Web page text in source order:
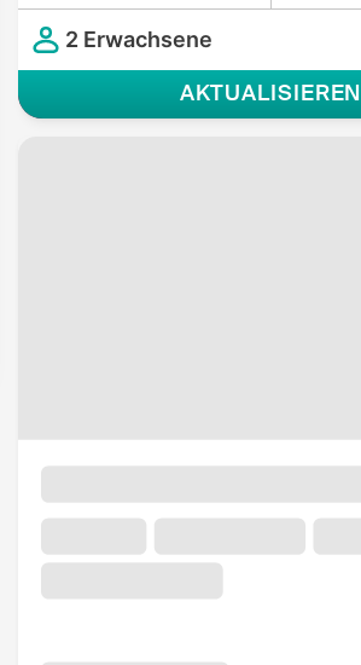
2 Erwachsene
AKTUALISIEREN